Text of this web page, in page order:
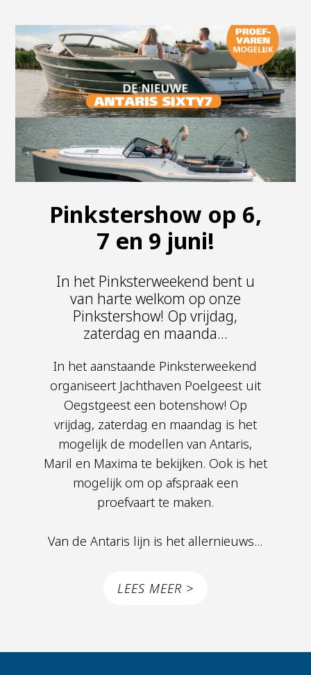
Pinkstershow op 6,
7 en 9 juni!
In het Pinksterweekend bent u
van harte welkom op onze
Pinkstershow! Op vrijdag,
zaterdag en maanda...
In het aanstaande Pinksterweekend
organiseert Jachthaven Poelgeest uit
Oegstgeest een botenshow! Op
vrijdag, zaterdag en maandag is het
mogelijk de modellen van Antaris,
Maril en Maxima te bekijken. Ook is het
mogelijk om op afspraak een
proefvaart te maken.
Van de Antaris lijn is het allernieuws...
LEES MEER >